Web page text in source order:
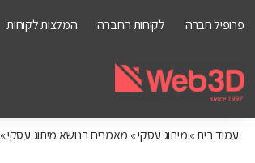
פרופיל חברה לקוחות החברה המלצות לקוחות
עמוד בית»מיתוג עסקי» מאמרים בנושא מיתוג עסקי»